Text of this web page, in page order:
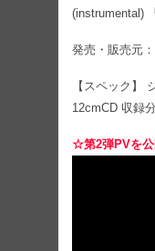
(instrumental)
発売・販売元
【スペック】
12cmCD 収録
☆第2弾PVを公